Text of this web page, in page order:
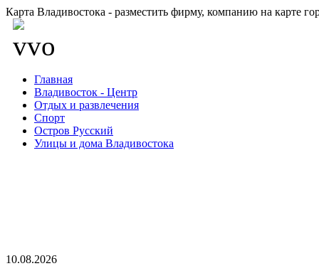
Карта Владивостока - разместить фирму, компанию на карте
Главная
Владивосток - Центр
Отдых и развлечения
Спорт
Остров Русский
Улицы и дома Владивостока
10.08.2026